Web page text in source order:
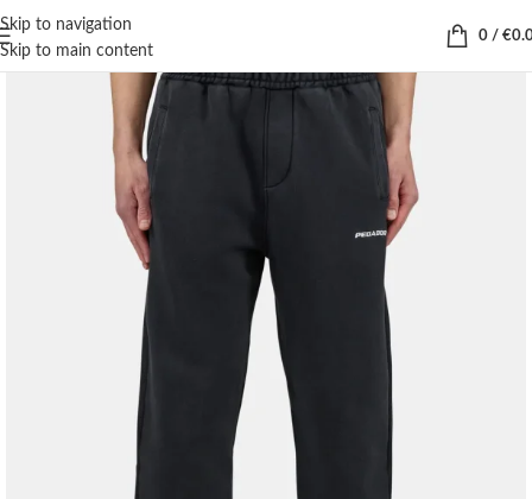
Skip to navigation
Skip to main content
0 / €